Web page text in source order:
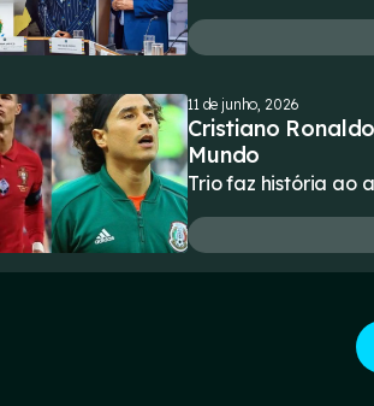
11 de junho, 2026
Cristiano
Mundo
Trio faz história ao